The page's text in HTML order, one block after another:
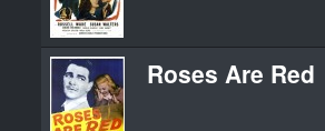
Roses Are Red